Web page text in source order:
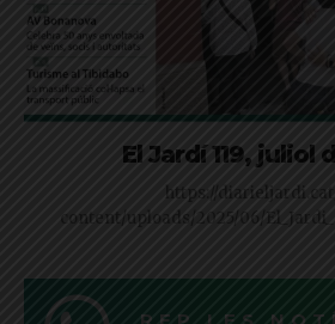
El Jardí 119, juliol
https://
content/uploads/2025/06/